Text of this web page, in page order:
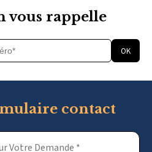
vous rappelle
OK
contact